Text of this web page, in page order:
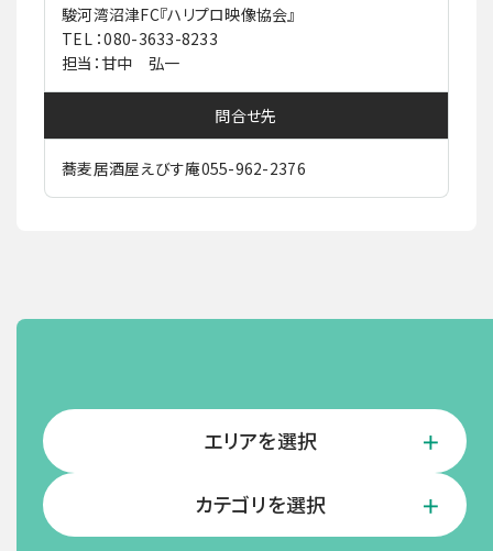
駿河湾沼津FC『ハリプロ映像協会』
TEL ：080-3633-8233
担当：甘中 弘一
問合せ先
蕎麦居酒屋えびす庵055-962-2376
エリアを選択
カテゴリを選択